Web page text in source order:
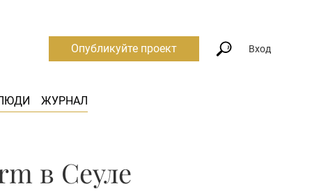
ЖУРНАЛ
Опубликуйте проект Вход
в Сеуле